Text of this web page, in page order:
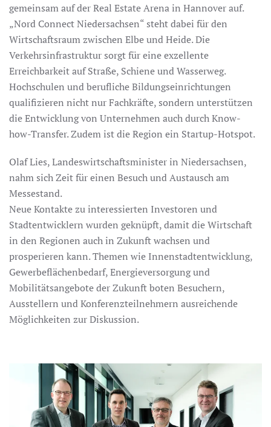
gemeinsam auf der Real Estate Arena in Hannover auf.
„Nord Connect Niedersachsen“ steht dabei für den
Wirtschaftsraum zwischen Elbe und Heide. Die
Verkehrsinfrastruktur sorgt für eine exzellente
Erreichbarkeit auf Straße, Schiene und Wasserweg.
Hochschulen und berufliche Bildungseinrichtungen
qualifizieren nicht nur Fachkräfte, sondern unterstützen
die Entwicklung von Unternehmen auch durch Know-
how-Transfer. Zudem ist die Region ein Startup-Hotspot.
Olaf Lies, Landeswirtschaftsminister in Niedersachsen,
nahm sich Zeit für einen Besuch und Austausch am
Messestand.
Neue Kontakte zu interessierten Investoren und
Stadtentwicklern wurden geknüpft, damit die Wirtschaft
in den Regionen auch in Zukunft wachsen und
prosperieren kann. Themen wie Innenstadtentwicklung,
Gewerbeflächenbedarf, Energieversorgung und
Mobilitätsangebote der Zukunft boten Besuchern,
Ausstellern und Konferenzteilnehmern ausreichende
Möglichkeiten zur Diskussion.